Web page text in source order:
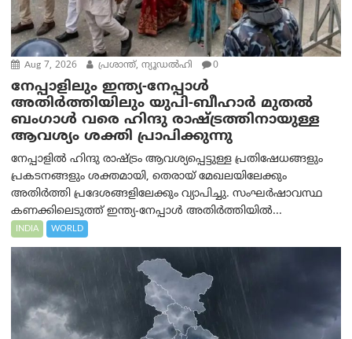
Aug 7, 2026 പ്രശാന്ത്, ന്യൂഡല്‍ഹി 0
നേപ്പാളിലും ഇന്ത്യ-നേപ്പാൾ
അതിർത്തിയിലും യുപി-ബീഹാർ മുതൽ
ബംഗാൾ വരെ ഹിന്ദു രാഷ്ട്രത്തിനായുള്ള
ആവശ്യം ശക്തി പ്രാപിക്കുന്നു
നേപ്പാളിൽ ഹിന്ദു രാഷ്ട്രം ആവശ്യപ്പെട്ടുള്ള പ്രതിഷേധങ്ങളും
പ്രകടനങ്ങളും ശക്തമായി, തെരായ് മേഖലയിലേക്കും
അതിർത്തി പ്രദേശങ്ങളിലേക്കും വ്യാപിച്ചു. സംഘർഷാവസ്ഥ
കണക്കിലെടുത്ത് ഇന്ത്യ-നേപ്പാൾ അതിർത്തിയിൽ...
INDIA WORLD